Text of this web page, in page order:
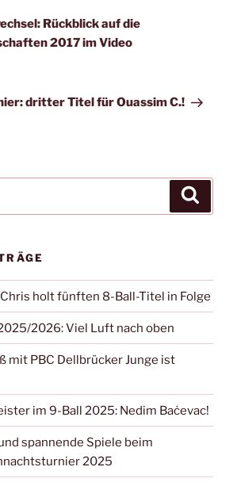
Rückblick auf die
2017 im Video
dritter Titel für Ouassim C.!
holt fünften 8-Ball-Titel in Folge
2026: Viel Luft nach oben
mit PBC Dellbrücker Junge ist
im 9-Ball 2025: Nedim Baċevac!
spannende Spiele beim
2025